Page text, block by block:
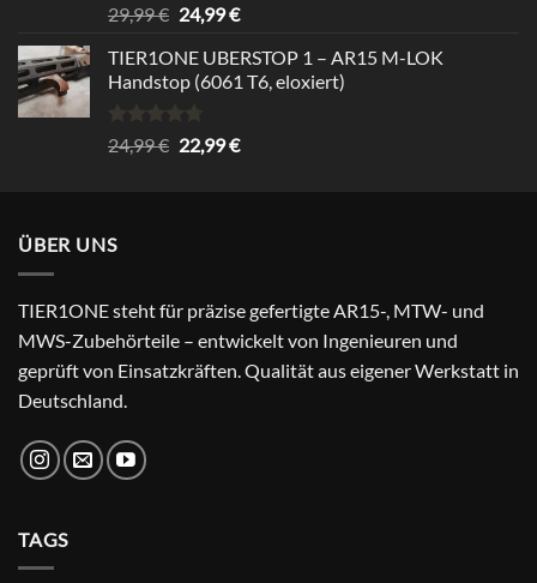
Rated5.00
out of 5
29,99€ Original
was:
29,99 €.
24,99€Current
is:
24,99 €.
TIER1ONE UBERSTOP 1 – AR15 M-LOK
Handstop (6061 T6, eloxiert)
Rated4.67
out of 5
24,99€ Original
22,99€Current
ÜBER UNS
TIER1ONE steht für präzise gefertigte AR15-, MTW- und
MWS-Zubehörteile – entwickelt von Ingenieuren und
geprüft von Einsatzkräften. Qualität aus eigener Werkstatt in
Deutschland.
TAGS